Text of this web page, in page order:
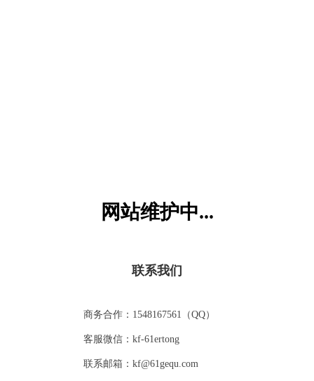
网站维护中...
联系我们
商务合作：1548167561（QQ）
客服微信：kf-61ertong
联系邮箱：kf@61gequ.com